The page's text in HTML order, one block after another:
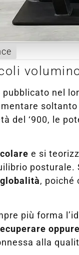
nel
del ‘900, le
e si
posturale.
, poiché
più forma
alla